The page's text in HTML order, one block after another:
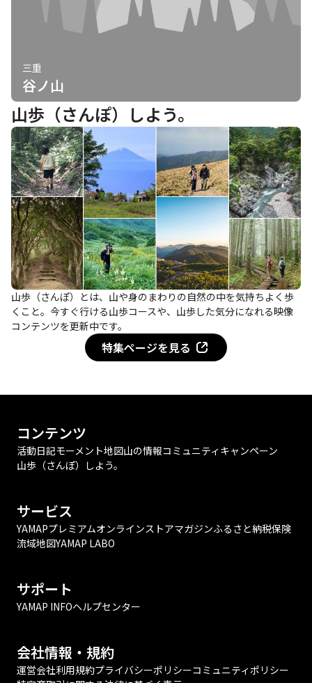
三重
谷ノ山
山歩（さんぽ）しよう。
山歩（さんぽ）とは、山や身のまわりの自然の中を気持ちよく歩
くこと。今すぐ行ける山歩コースや、山歩した気分になれる映像
コンテンツを更新中です。
特集ページを見る
コンテンツ
活動日記モーメント地図山の情報コミュニティ キャンペーン
山歩（さんぽ）しよう。
サービス
YAMAPプレミアムオンラインストアマガジンふるさと納税保険
流域地図YAMAP LABO
サポート
YAMAP INFOヘルプセンター
会社情報・規約
運営会社利用規約プライバシーポリシーコミュニティポリシー